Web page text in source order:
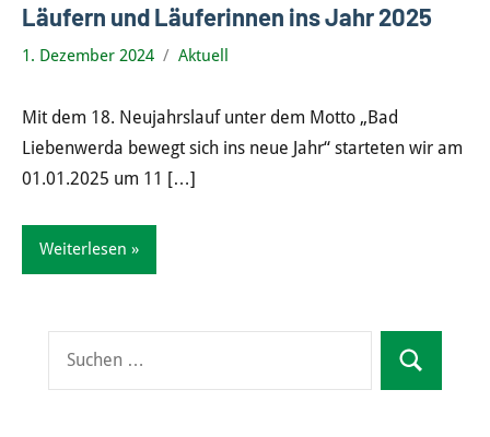
Läufern und Läuferinnen ins Jahr 2025
1. Dezember 2024 Aktuell
Mit dem 18. Neujahrslauf unter dem Motto „Bad
Liebenwerda bewegt sich ins neue Jahr“ starteten wir am
01.01.2025 um 11 […]
Weiterlesen
Suchen